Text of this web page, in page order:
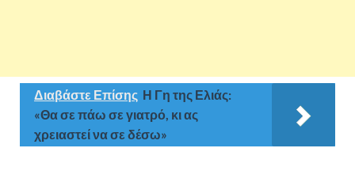
Διαβάστε Επίσης Η Γη της Ελιάς:
«Θα σε πάω σε γιατρό, κι ας
χρειαστεί να σε δέσω»